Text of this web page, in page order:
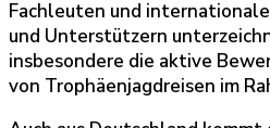
Fachleuten und
und Unterstützern
insbesondere die aktive
von Trophäenjagdreisen im